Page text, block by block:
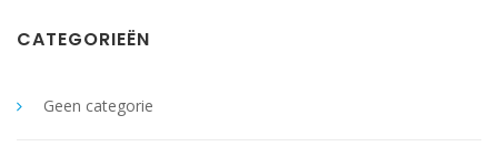
CATEGORIEËN
Geen categorie